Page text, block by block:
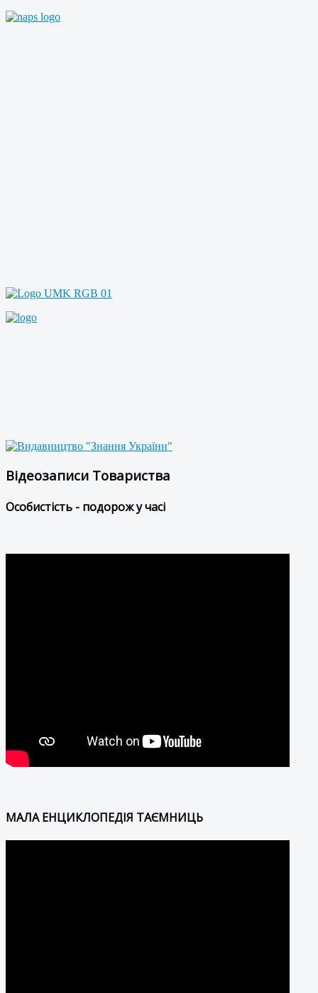
Відеозаписи Товариства
Особистість - подорож у часі
МАЛА ЕНЦИКЛОПЕДІЯ ТАЄМНИЦЬ